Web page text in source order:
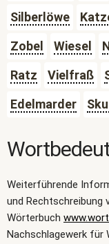
Silberlöwe
Zobel
Wiesel
Ratz
Vielfraß
Edelmarder
Weiterführende
und Rechtschreibung
Wörterbuch
Nachschlagewerk für